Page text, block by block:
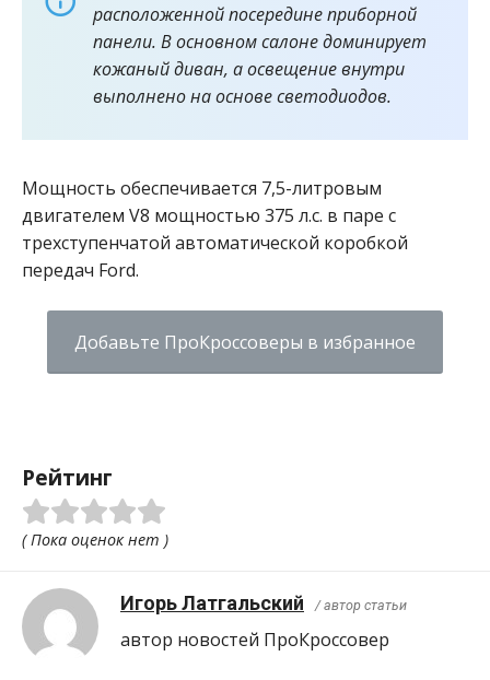
расположенной посередине приборной
панели. В основном салоне доминирует
кожаный диван, а освещение внутри
выполнено на основе светодиодов.
Мощность обеспечивается 7,5-литровым
двигателем V8 мощностью 375 л.с. в паре с
трехступенчатой ​​автоматической коробкой
передач Ford.
Добавьте ПроКроссоверы в избранное
Рейтинг
( Пока оценок нет )
Игорь Латгальский / автор статьи
автор новостей ПроКроcсовер